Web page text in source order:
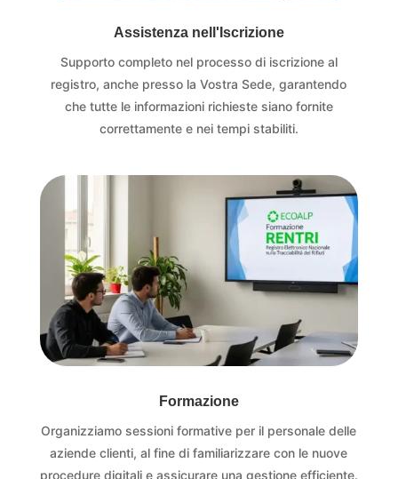
Assistenza nell'Iscrizione
Supporto completo nel processo di iscrizione al
registro, anche presso la Vostra Sede, garantendo
che tutte le informazioni richieste siano fornite
correttamente e nei tempi stabiliti.
Formazione
Organizziamo sessioni formative per il personale delle
aziende clienti, al fine di familiarizzare con le nuove
procedure digitali e assicurare una gestione efficiente.